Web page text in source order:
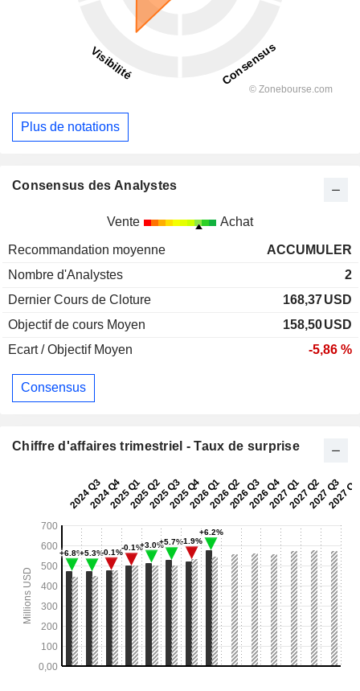
Plus de notations
Consensus des Analystes
Vente Achat
Recommandation moyenne
ACCUMULER
Nombre d'Analystes
2
Dernier Cours de Cloture
168,37USD
Objectif de cours Moyen
158,50USD
Ecart / Objectif Moyen
-5,86 %
Consensus
Chiffre d'affaires trimestriel - Taux de surprise